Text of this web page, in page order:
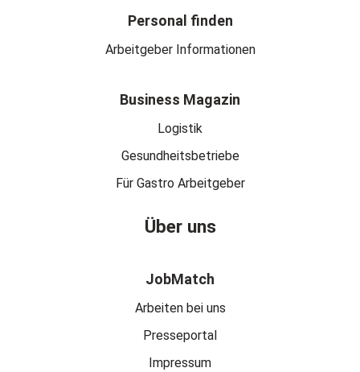
Personal finden
Arbeitgeber Informationen
Business Magazin
Logistik
Gesundheitsbetriebe
Für Gastro Arbeitgeber
Über uns
JobMatch
Arbeiten bei uns
Presseportal
Impressum